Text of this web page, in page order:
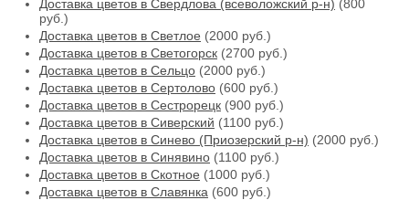
Доставка цветов в Свердлова (всеволожский р-н) (800
руб.)
Доставка цветов в Светлое (2000 руб.)
Доставка цветов в Светогорск (2700 руб.)
Доставка цветов в Сельцо (2000 руб.)
Доставка цветов в Сертолово (600 руб.)
Доставка цветов в Сестрорецк (900 руб.)
Доставка цветов в Сиверский (1100 руб.)
Доставка цветов в Синево (Приозерский р-н) (2000 руб.)
Доставка цветов в Синявино (1100 руб.)
Доставка цветов в Скотное (1000 руб.)
Доставка цветов в Славянка (600 руб.)